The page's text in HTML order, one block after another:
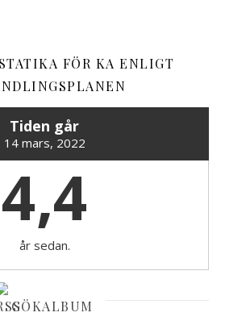
FÖR KA ENLIGT
Tiden går
14 mars, 2022
4,4
år sedan.
GÖKALBUM